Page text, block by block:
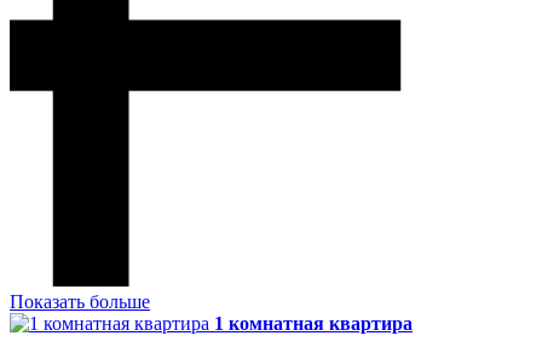
Показать больше
1 комнатная квартира